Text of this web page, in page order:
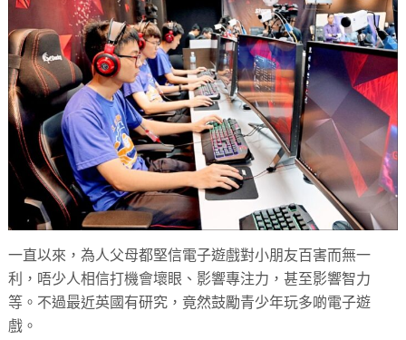
一直以來，為人父母都堅信電子遊戲對小朋友百害而無一
利，唔少人相信打機會壞眼、影響專注力，甚至影響智力
等。不過最近英國有研究，竟然鼓勵青少年玩多啲電子遊
戲。